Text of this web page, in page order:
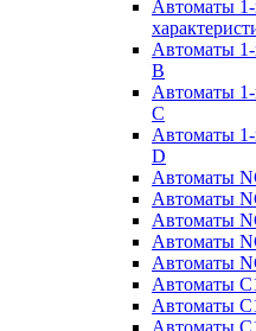
Автоматы
Автоматы
B
Автоматы
C
Автоматы
D
Автоматы
Автоматы
Автоматы
Автоматы
Автоматы
Автоматы
Автоматы
Автоматы